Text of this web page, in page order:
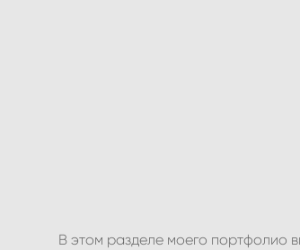
В этом разделе моего портфолио